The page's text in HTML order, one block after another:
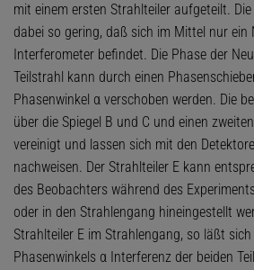
mit einem ersten Strahlteiler aufgeteilt.
dabei so gering, daß sich im Mittel nur ein
Interferometer befindet. Die Phase der
Teilstrahl kann durch einen
Phasenwinkel α verschoben werden. Die
über die Spiegel B und C und einen
vereinigt und lassen sich mit den
nachweisen. Der Strahlteiler E kann
des Beobachters während des
oder in den Strahlengang hineingestellt
Strahlteiler E im Strahlengang, so läßt
Phasenwinkels α Interferenz der beiden